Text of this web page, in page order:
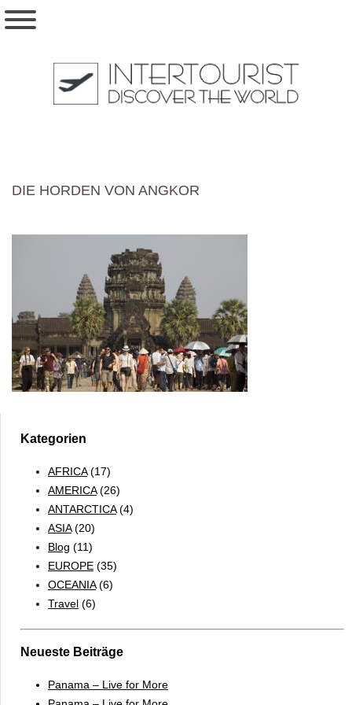
DIE HORDEN VON ANGKOR
Kategorien
AFRICA(17)
AMERICA(26)
ANTARCTICA(4)
ASIA(20)
Blog (11)
EUROPE (35)
OCEANIA(6)
Travel (6)
Neueste Beiträge
Panama – Live for More